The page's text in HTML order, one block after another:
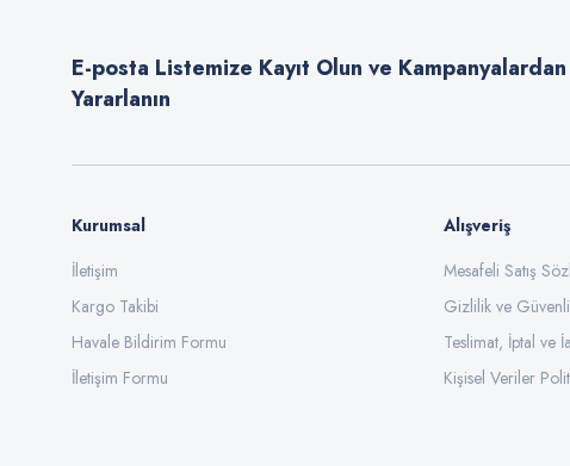
Ürün fiyatı diğer sitelerden daha pahalı.
Bu ürüne benzer farklı alternatifler olmalı.
E-posta Listemize Kayıt Olun ve Kampanyalardan
Yararlanın
Kurumsal
İletişim
Kargo Takibi
Havale Bildirim Formu
İletişim Formu
Alışveriş
Mesafeli Satış
Gizlilik ve
Teslimat, İptal ve
Kişisel Veriler